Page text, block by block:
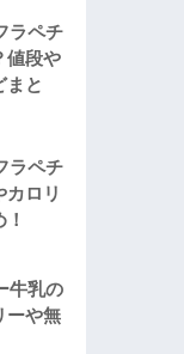
ラペチ
値段や
まと
ラペチ
カロリ
牛乳の
ーや無